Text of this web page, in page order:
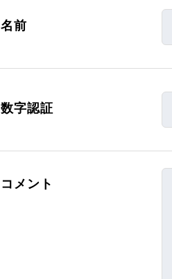
名前
数字認証
コメント